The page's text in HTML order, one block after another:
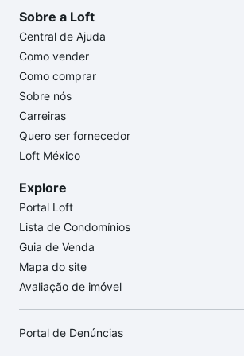
Sobre a Loft
Central de Ajuda
Como vender
Como comprar
Sobre nós
Carreiras
Quero ser fornecedor
Loft México
Explore
Portal Loft
Lista de Condomínios
Guia de Venda
Mapa do site
Avaliação de imóvel
Portal de Denúncias